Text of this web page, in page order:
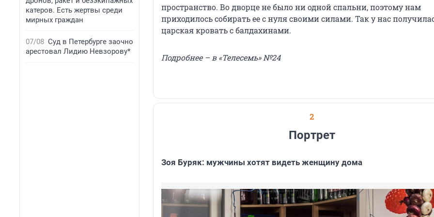
катеров. Есть жертвы среди
мирных граждан
07/08 Суд в Петербурге заочно
арестовал Лидию Невзорову*
пространство. Во дворце не было ни одной спальни, поэтому нам
приходилось собирать ее с нуля своими силами. Так у нас
царская кровать с балдахинами.
Подробнее – в «Телесемь» №24
2
Портрет
Зоя Буряк: мужчины хотят видеть женщину дома